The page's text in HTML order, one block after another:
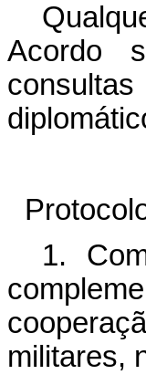
Acordo
1.
militares,